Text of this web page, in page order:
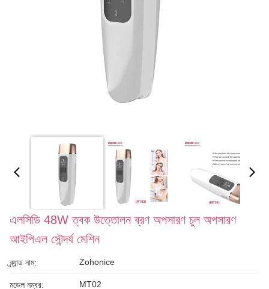
এলসিডি 48W ত্বক উত্তোলন ব্রণ অপসারণ চুল অপসারণ
আইপিএল সৌন্দর্য মেশিন
ব্র্যান্ড নাম: Zohonice
মডেল নম্বর: MT02